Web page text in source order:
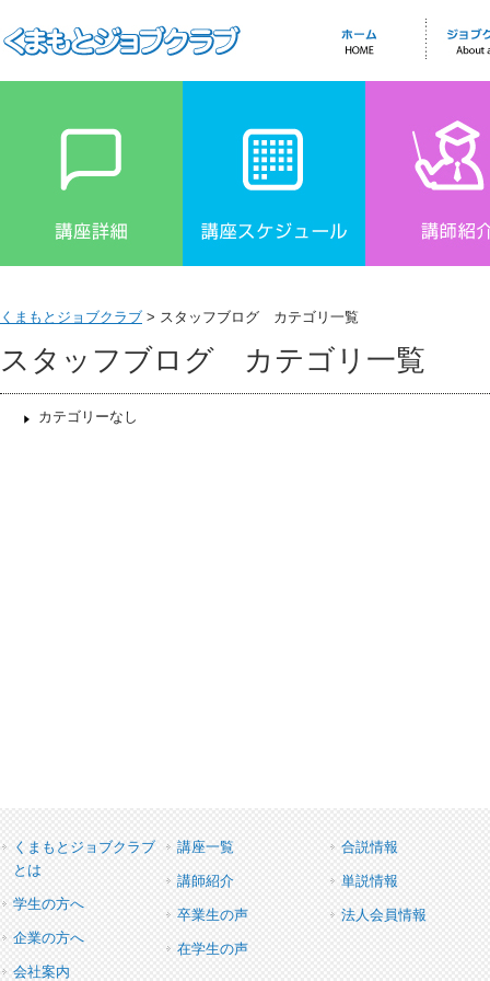
くまもとジョブクラブ > スタッフブログ カテゴリ一覧
スタッフブログ カテゴリ一覧
カテゴリーなし
くまもとジョブクラブ
とは
学生の方へ
企業の方へ
会社案内
講座一覧
講師紹介
卒業生の声
在学生の声
合説情報
単説情報
法人会員情報